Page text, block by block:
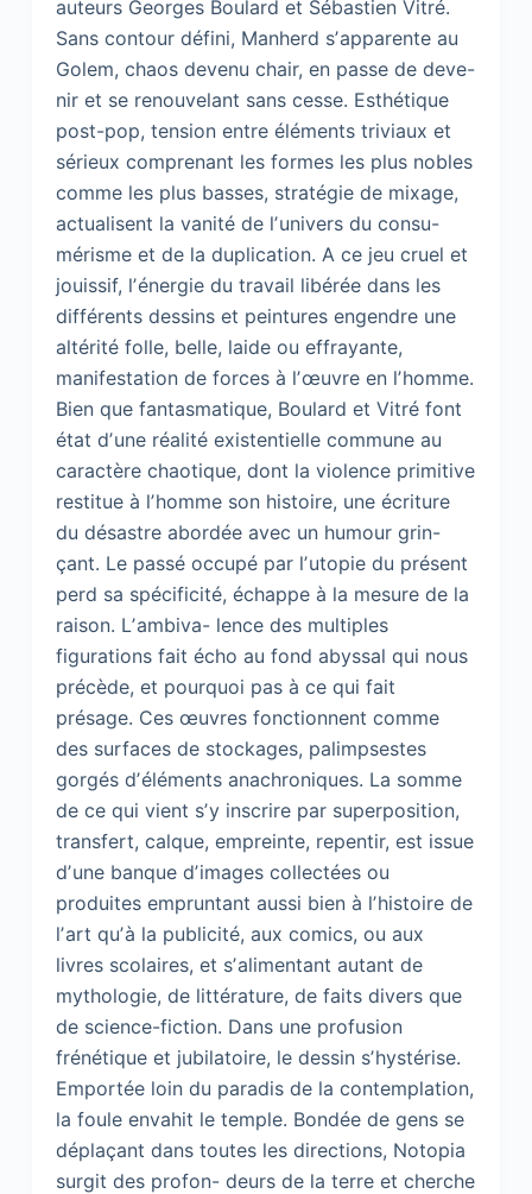
auteurs Georges Boulard et Sébastien Vitré.
Sans contour défini, Manherd sʼapparente au
Golem, chaos devenu chair, en passe de deve-
nir et se renouvelant sans cesse. Esthétique
post-pop, tension entre éléments triviaux et
sérieux comprenant les formes les plus nobles
comme les plus basses, stratégie de mixage,
actualisent la vanité de lʼunivers du consu-
mérisme et de la duplication. A ce jeu cruel et
jouissif, lʼénergie du travail libérée dans les
différents dessins et peintures engendre une
altérité folle, belle, laide ou effrayante,
manifestation de forces à lʼœuvre en lʼhomme.
Bien que fantasmatique, Boulard et Vitré font
état dʼune réalité existentielle commune au
caractère chaotique, dont la violence primitive
restitue à lʼhomme son histoire, une écriture
du désastre abordée avec un humour grin-
çant. Le passé occupé par lʼutopie du présent
perd sa spécificité, échappe à la mesure de la
raison. Lʼambiva- lence des multiples
figurations fait écho au fond abyssal qui nous
précède, et pourquoi pas à ce qui fait
présage. Ces œuvres fonctionnent comme
des surfaces de stockages, palimpsestes
gorgés dʼéléments anachroniques. La somme
de ce qui vient sʼy inscrire par superposition,
transfert, calque, empreinte, repentir, est issue
dʼune banque dʼimages collectées ou
produites empruntant aussi bien à lʼhistoire de
lʼart quʼà la publicité, aux comics, ou aux
livres scolaires, et sʼalimentant autant de
mythologie, de littérature, de faits divers que
de science-fiction. Dans une profusion
frénétique et jubilatoire, le dessin sʼhystérise.
Emportée loin du paradis de la contemplation,
la foule envahit le temple. Bondée de gens se
déplaçant dans toutes les directions, Notopia
surgit des profon- deurs de la terre et cherche